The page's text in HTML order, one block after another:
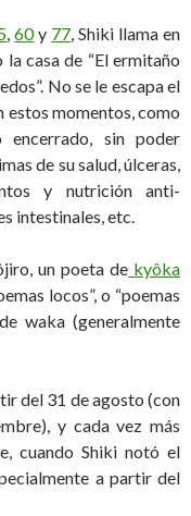
,60y 77, Shiki llama en
la casa de “El ermitaño
No se le escapa el
estos momentos, como
sin poder
de su salud, úlceras,
y nutrición anti-
intestinales, etc.
un poeta de kyôka
locos”, o “poemas
waka (generalmente
del 31 de agosto (con
y cada vez más
cuando Shiki notó el
a partir del